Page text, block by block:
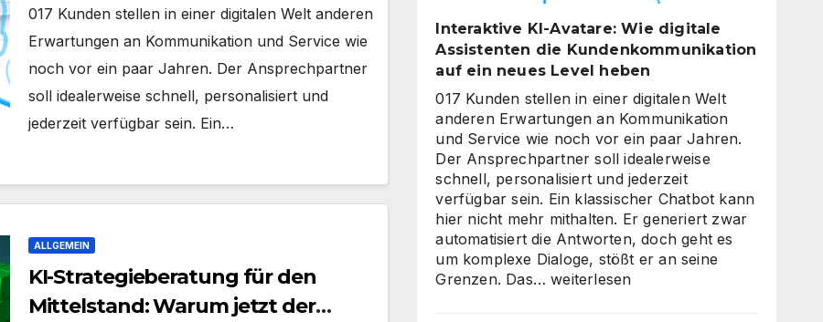
neues Level heben
017 Kunden stellen in einer digitalen Welt anderen
Erwartungen an Kommunikation und Service wie
noch vor ein paar Jahren. Der Ansprechpartner
soll idealerweise schnell, personalisiert und
jederzeit verfügbar sein. Ein…
ALLGEMEIN
KI-Strategieberatung für den
Mittelstand: Warum jetzt der
Interaktive KI-Avatare: Wie digitale
Assistenten die Kundenkommunikation
auf ein neues Level heben
017 Kunden stellen in einer digitalen Welt
anderen Erwartungen an Kommunikation
und Service wie noch vor ein paar Jahren.
Der Ansprechpartner soll idealerweise
schnell, personalisiert und jederzeit
verfügbar sein. Ein klassischer Chatbot kann
hier nicht mehr mithalten. Er generiert zwar
automatisiert die Antworten, doch geht es
um komplexe Dialoge, stößt er an seine
Grenzen. Das…Interaktive
weiterlesen